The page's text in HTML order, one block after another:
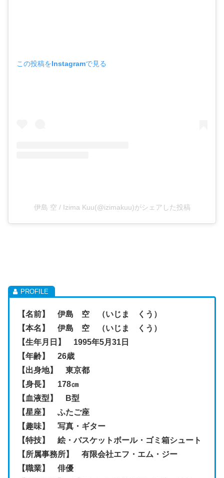
この投稿をInstagramで見る
伊島 空 / Izima Kuu(@izimakuu)がシェアした投稿
【名前】 伊島 空 （いじま くう）
【本名】 伊島 空 （いじま くう）
【生年月日】 1995年5月31日
【年齢】 26歳
【出身地】 東京都
【身長】 178㎝
【血液型】 B型
【星座】 ふたご座
【趣味】 写真・ギター
【特技】 絵・バスケットボール・ゴミ箱シュート
【所属事務所】 有限会社エフ・エム・ジー
【職業】 俳優